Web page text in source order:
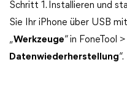
Schritt 1. Installieren und
Sie Ihr iPhone über USB
„Werkzeuge“ in FoneTool
Datenwiederherstellung“.